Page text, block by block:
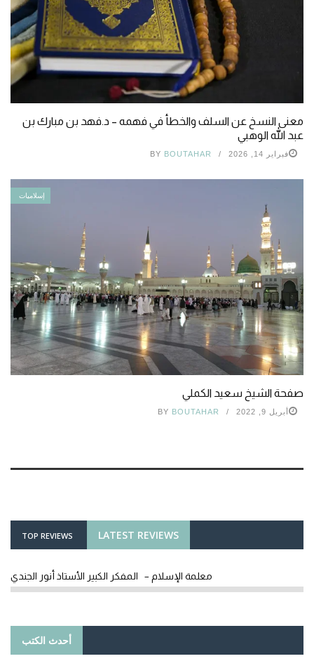
معنى النسخ عن السلف والخطأ في فهمه – د.فهد بن مبارك بن
عبد الله الوهبي
فبراير 14, 2026 BY BOUTAHAR
إسلاميات
صفحة الشيخ سعيد الكملي
أبريل 9, 2022 BY BOUTAHAR
LATEST REVIEWS
TOP REVIEWS
معلمة الإسلام – المفكر الكبير الأستاذ أنور الجندي
أحدث الكتب